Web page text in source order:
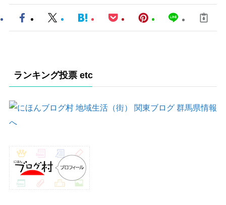
ランキング投票 etc